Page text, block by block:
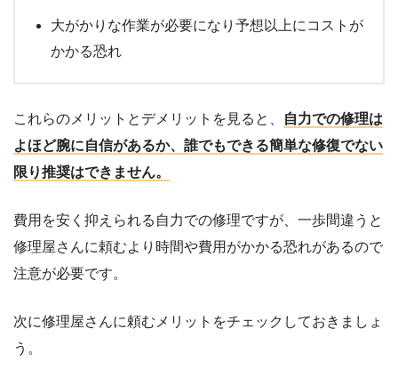
大がかりな作業が必要になり予想以上にコストが
かかる恐れ
これらのメリットとデメリットを見ると、
自力での修理は
よほど腕に自信があるか、誰でもできる簡単な修復でない
限り推奨はできません。
費用を安く抑えられる自力での修理ですが、一歩間違うと
修理屋さんに頼むより時間や費用がかかる恐れがあるので
注意が必要です。
次に修理屋さんに頼むメリットをチェックしておきましょ
う。